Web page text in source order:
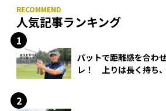
人気記事ランキング
パットで距離感を合わ
レ！ 上りは長く持ち